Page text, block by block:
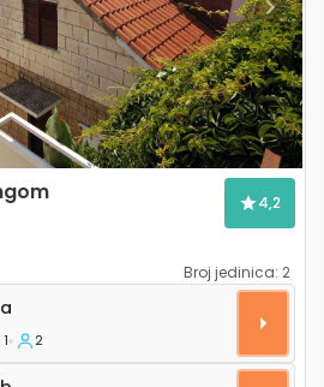
Next
4,2
Broj jedinica: 2
Dubrovnik A-9099-a
1 2